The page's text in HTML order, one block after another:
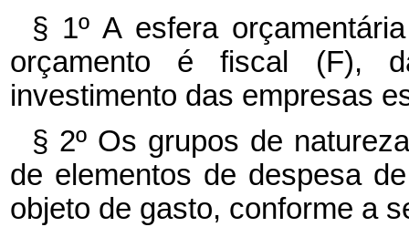
§ 1º A esfera
orçamento é fiscal (F),
investimento das empresas
§ 2º Os grupos de
de elementos de despesa
objeto de gasto, conforme a